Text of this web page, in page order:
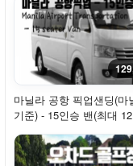
마닐라 공항 픽업샌딩(마
기준) - 15인승 밴(최대
사